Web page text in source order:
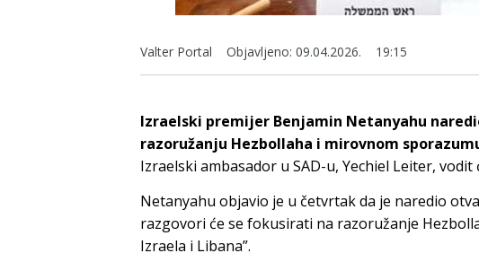
Valter Portal Objavljeno: 09.04.2026. 19:15
Izraelski premijer Benjamin Netanyahu
razoružanju Hezbollaha i mirovnom
Izraelski ambasador u SAD-u, Yechiel Leiter,
Netanyahu objavio je u četvrtak da je naredio
razgovori će se fokusirati na razoružanje
Izraela i Libana”.